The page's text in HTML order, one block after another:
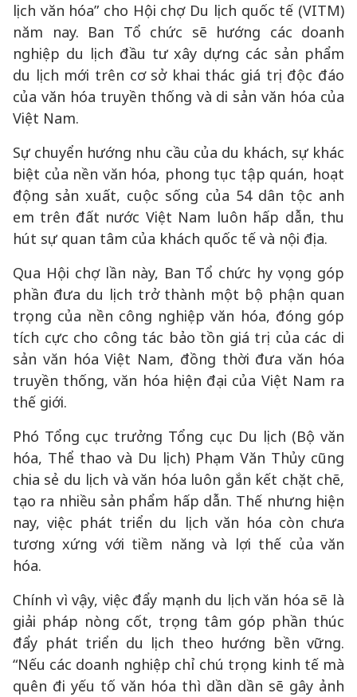
lịch văn hóa” cho Hội chợ Du lịch quốc tế (VITM)
năm nay. Ban Tổ chức sẽ hướng các doanh
nghiệp du lịch đầu tư xây dựng các sản phẩm
du lịch mới trên cơ sở khai thác giá trị độc đáo
của văn hóa truyền thống và di sản văn hóa của
Việt Nam.
Sự chuyển hướng nhu cầu của du khách, sự khác
biệt của nền văn hóa, phong tục tập quán, hoạt
động sản xuất, cuộc sống của 54 dân tộc anh
em trên đất nước Việt Nam luôn hấp dẫn, thu
hút sự quan tâm của khách quốc tế và nội địa.
Qua Hội chợ lần này, Ban Tổ chức hy vọng góp
phần đưa du lịch trở thành một bộ phận quan
trọng của nền công nghiệp văn hóa, đóng góp
tích cực cho công tác bảo tồn giá trị của các di
sản văn hóa Việt Nam, đồng thời đưa văn hóa
truyền thống, văn hóa hiện đại của Việt Nam ra
thế giới.
Phó Tổng cục trưởng Tổng cục Du lịch (Bộ văn
hóa, Thể thao và Du lịch) Phạm Văn Thủy cũng
chia sẻ du lịch và văn hóa luôn gắn kết chặt chẽ,
tạo ra nhiều sản phẩm hấp dẫn. Thế nhưng hiện
nay, việc phát triển du lịch văn hóa còn chưa
tương xứng với tiềm năng và lợi thế của văn
hóa.
Chính vì vậy, việc đẩy mạnh du lịch văn hóa sẽ là
giải pháp nòng cốt, trọng tâm góp phần thúc
đẩy phát triển du lịch theo hướng bền vững.
“Nếu các doanh nghiệp chỉ chú trọng kinh tế mà
quên đi yếu tố văn hóa thì dần dần sẽ gây ảnh